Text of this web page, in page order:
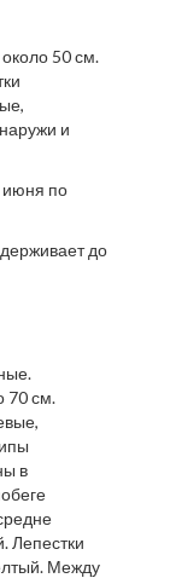
50 см.
и
июня по
до
70 см.
в
Лепестки
Между